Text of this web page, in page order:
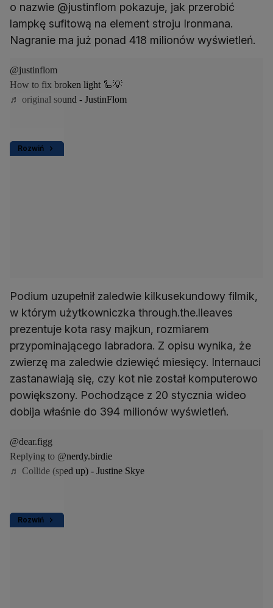
o nazwie @justinflom pokazuje, jak przerobić
lampkę sufitową na element stroju Ironmana.
Nagranie ma już ponad 418 milionów wyświetleń.
Rozwiń
@justinflom
How to fix broken light 🦾💡
♬ original sound - JustinFlom
Podium uzupełnił zaledwie kilkusekundowy filmik,
w którym użytkowniczka through.the.lleaves
prezentuje kota rasy majkun, rozmiarem
przypominającego labradora. Z opisu wynika, że
zwierzę ma zaledwie dziewięć miesięcy. Internauci
zastanawiają się, czy kot nie został komputerowo
powiększony. Pochodzące z 20 stycznia wideo
dobija właśnie do 394 milionów wyświetleń.
Rozwiń
@dear.figg
Replying to @nerdy.birdie
♬ Collide (sped up) - Justine Skye